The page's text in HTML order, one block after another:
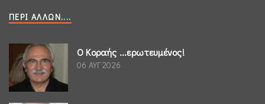
ΠΕΡΊ ΆΛΛΩΝ....
Ο Κοραής ...ερωτευμένος!
06 ΑΥΓ 2026